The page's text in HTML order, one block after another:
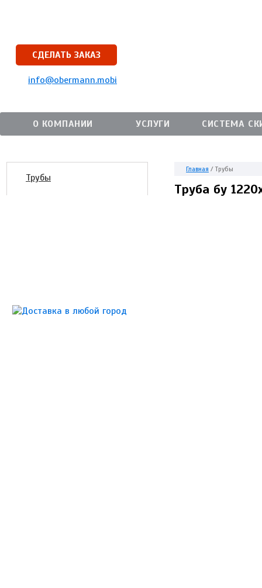
СДЕЛАТЬ ЗАКАЗ
info@obermann.mobi
О КОМПАНИИ УСЛУГИ СИСТЕМА
Трубы
Главная / Трубы
Труба бу